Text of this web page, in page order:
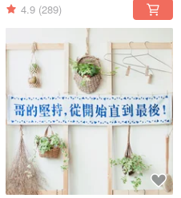
4.9 (289)